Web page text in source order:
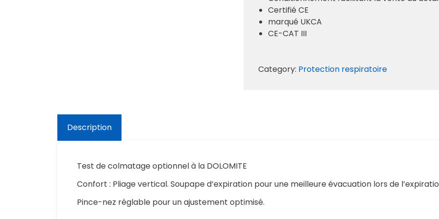
Certifié CE
marqué UKCA
CE-CAT III
Category: Protection respiratoire
Description
Test de colmatage optionnel à la DOLOMITE
Confort : Pliage vertical. Soupape d’expiration pour une meilleure évacuation lors de
Pince-nez réglable pour un ajustement optimisé.